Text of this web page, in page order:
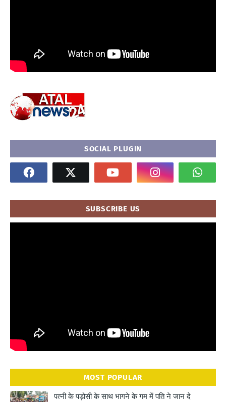
SOCIAL PLUGIN
SUBSCRIBE US
MOST POPULAR
पत्नी के पड़ोसी के साथ भागने के गम में पति ने जान दे